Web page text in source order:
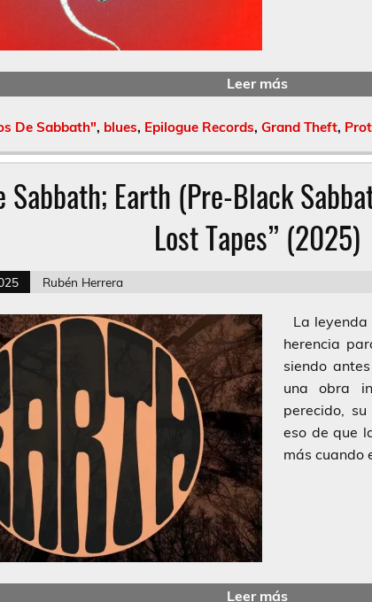
Leer más
De Sabbath", blues, Epilogue Records, Grand Theft,
Sabbath; Earth (Pre-Black
Lost Tapes” (2025)
Rubén Herrera
La leyenda
herencia
siendo
una obra
perecido,
eso de que
más cuando
Leer más